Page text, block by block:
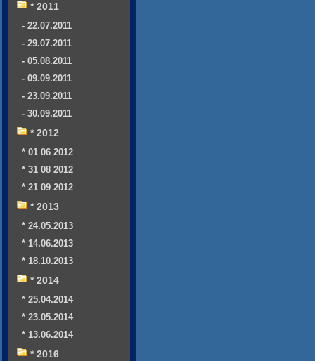
* 2011
- 22.07.2011
- 29.07.2011
- 05.08.2011
- 09.09.2011
- 23.09.2011
- 30.09.2011
* 2012
* 01 06 2012
* 31 08 2012
* 21 09 2012
* 2013
* 24.05.2013
* 14.06.2013
* 18.10.2013
* 2014
* 25.04.2014
* 23.05.2014
* 13.06.2014
* 2016